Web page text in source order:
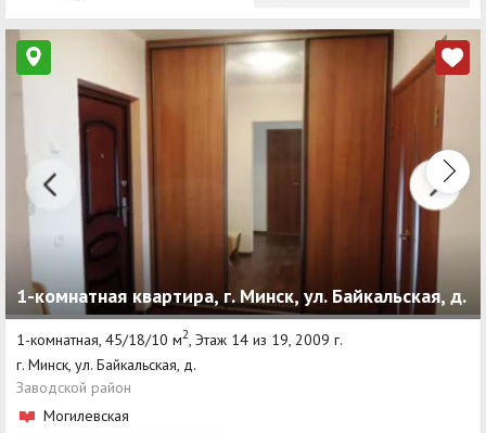
1-комнатная квартира, г. Минск, ул. Байкальская, д.
1-комнатная, 45/18/10 м2 , Этаж 14 из 19, 2009 г.
г. Минск, ул. Байкальская, д.
Заводской район
Могилевская